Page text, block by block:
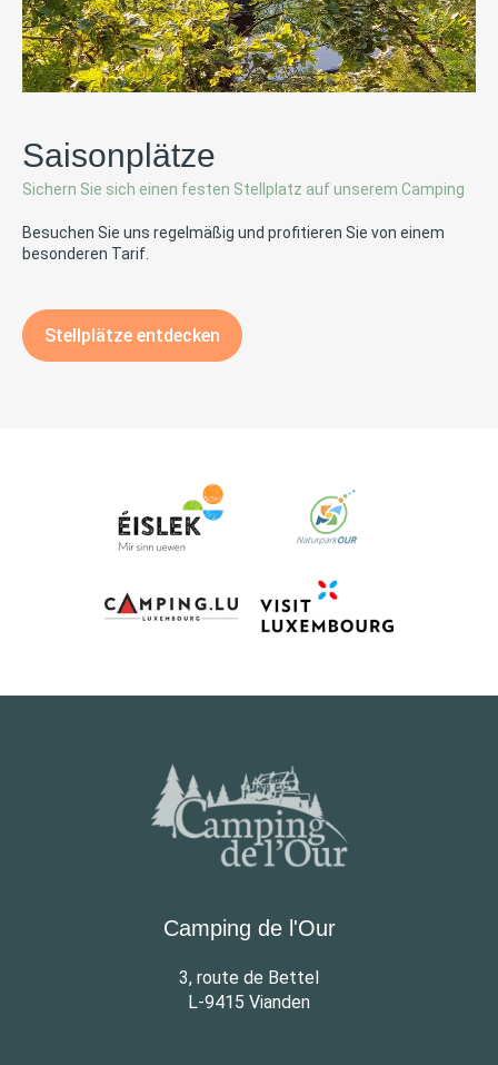
Saisonplätze
Sichern Sie sich einen festen Stellplatz auf unserem Camping
Besuchen Sie uns regelmäßig und profitieren Sie von einem
besonderen Tarif.
Stellplätze entdecken
Camping de l'Our
3, route de Bettel
L-9415 Vianden